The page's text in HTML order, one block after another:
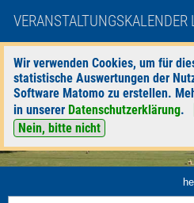
VERANSTALTUNGSKALENDER
Wir verwenden Cookies, um für
statistische Auswertungen der
Software Matomo zu erstellen.
in unserer Datenschutzerklärung.
Nein, bitte nicht